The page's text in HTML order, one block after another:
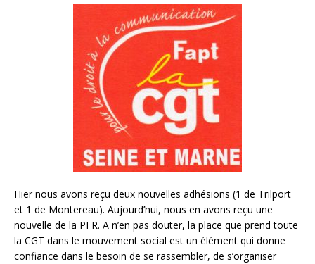
Hier nous avons reçu deux nouvelles adhésions (1 de Trilport
et 1 de Montereau). Aujourd’hui, nous en avons reçu une
nouvelle de la PFR. A n’en pas douter, la place que prend toute
la CGT dans le mouvement social est un élément qui donne
confiance dans le besoin de se rassembler, de s’organiser